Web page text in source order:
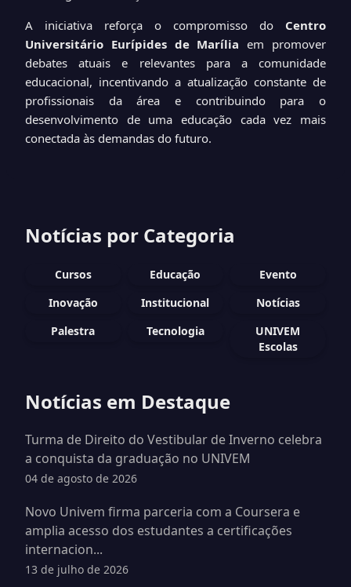
A iniciativa reforça o compromisso do Centro
Universitário Eurípides de Marília em promover
debates atuais e relevantes para a comunidade
educacional, incentivando a atualização constante de
profissionais da área e contribuindo para o
desenvolvimento de uma educação cada vez mais
conectada às demandas do futuro.
Notícias por Categoria
Cursos Educação
Evento
Inovação
Institucional
Notícias
Palestra
Tecnologia
UNIVEM
Escolas
Notícias em Destaque
Turma de Direito do Vestibular de Inverno celebra
a conquista da graduação no UNIVEM
04 de agosto de 2026
Novo Univem firma parceria com a Coursera e
amplia acesso dos estudantes a certificações
internacion...
13 de julho de 2026